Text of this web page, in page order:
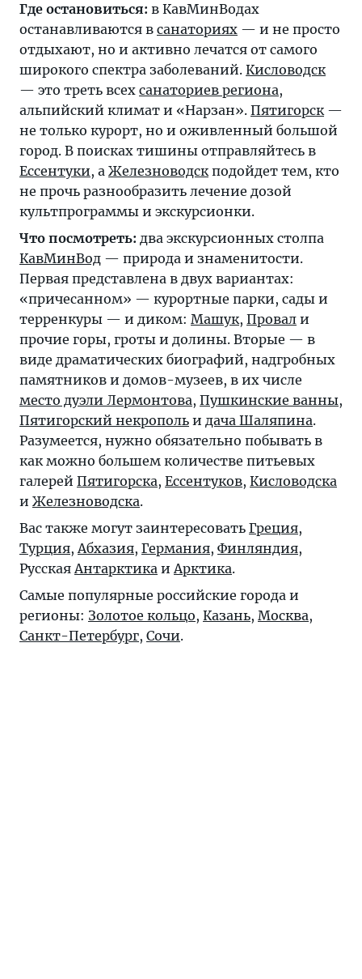
Где остановиться: в КавМинВодах
останавливаются в санаториях — и не просто
отдыхают, но и активно лечатся от самого
широкого спектра заболеваний. Кисловодск
— это треть всех санаториев региона,
альпийский климат и «Нарзан». Пятигорск—
не только курорт, но и оживленный большой
город. В поисках тишины отправляйтесь в
Ессентуки, а Железноводскподойдет тем, кто
не прочь разнообразить лечение дозой
культпрограммы и экскурсионки.
Что посмотреть: два экскурсионных столпа
КавМинВод — природа и знаменитости.
Первая представлена в двух вариантах:
«причесанном» — курортные парки, сады и
терренкуры — и диком: Машук, Провал и
прочие горы, гроты и долины. Вторые — в
виде драматических биографий, надгробных
памятников и домов-музеев, в их числе
место дуэли Лермонтова, Пушкинские ванны,
Пятигорский некрополь и дача Шаляпина.
Разумеется, нужно обязательно побывать в
как можно большем количестве питьевых
галерей Пятигорска, Ессентуков, Кисловодска
и Железноводска.
Вас также могут заинтересовать Греция,
Турция,Абхазия, Германия, Финляндия,
РусскаяАнтарктика иАрктика.
Самые популярные российские города и
регионы: Золотое кольцо, Казань, Москва,
Санкт-Петербург, Сочи.